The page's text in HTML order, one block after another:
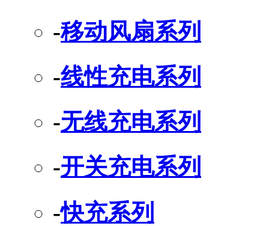
-移动风扇系列
-线性充电系列
-无线充电系列
-开关充电系列
-快充系列